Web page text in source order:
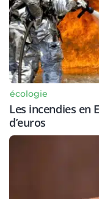
écologie
Les incendies en
d’euros